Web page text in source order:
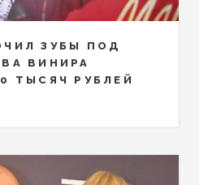
ЗУБЫ ПОД
ВИНИРА
ТЫСЯЧ РУБЛЕЙ